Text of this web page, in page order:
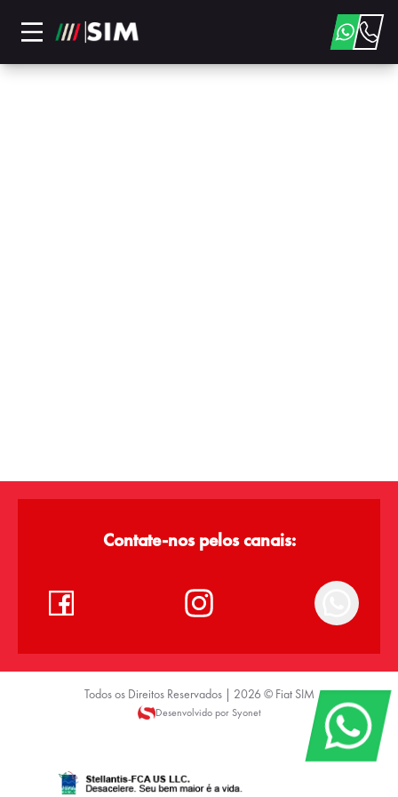
Contate-nos pelos canais:
Todos os Direitos Reservados | 2026 © Fiat SIM
Desenvolvido por Syonet